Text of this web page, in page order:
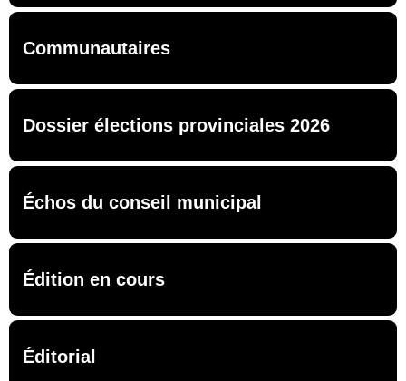
Communautaires
Dossier élections provinciales 2026
Échos du conseil municipal
Édition en cours
Éditorial